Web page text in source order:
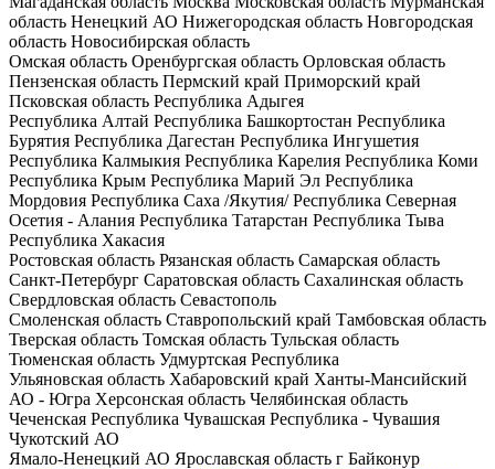
область Ненецкий АО Нижегородская область Новгородская
область Новосибирская область
Омская область Оренбургская область Орловская область
Пензенская область Пермский край Приморский край
Псковская область Республика Адыгея
Республика Алтай Республика Башкортостан Республика
Бурятия Республика Дагестан Республика Ингушетия
Республика Калмыкия Республика Карелия Республика Коми
Республика Крым Республика Марий Эл Республика
Мордовия Республика Саха /Якутия/Республика Северная
Осетия - Алания Республика Татарстан Республика Тыва
Республика Хакасия
Ростовская область Рязанская область Самарская область
Санкт-Петербург Саратовская область Сахалинская область
Свердловская область Севастополь
Смоленская область Ставропольский край Тамбовская область
Тверская область Томская область Тульская область
Тюменская область Удмуртская Республика
Ульяновская область Хабаровский край Ханты-Мансийский
АО - Югра Херсонская область Челябинская область
Чеченская Республика Чувашская Республика - Чувашия
Чукотский АО
Ямало-Ненецкий АО Ярославская область г Байконур